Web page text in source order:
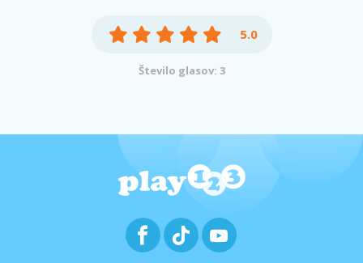
5.0
Število glasov: 3